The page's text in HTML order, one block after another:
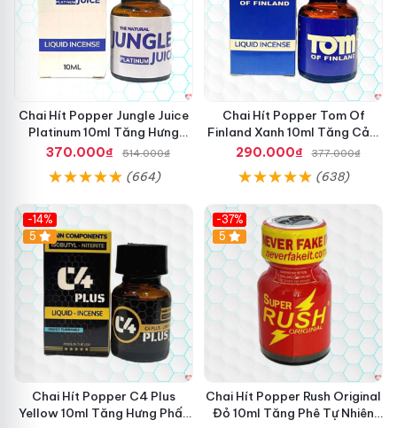
Chai Hít Popper Jungle Juice
Platinum 10ml Tăng Hưng
Phấn Mạnh
370.000₫ 514.000₫
(664)
Chai Hít Popper Tom Of
Finland Xanh 10ml Tăng Cảm
Xúc Mạnh
290.000₫ 377.000₫
(638)
-14%
5
Chai Hít Popper C4 Plus
Yellow 10ml Tăng Hưng Phấn
-37%
5
Chai Hít Popper Rush Original
Đỏ 10ml Tăng Phê Tự Nhiên